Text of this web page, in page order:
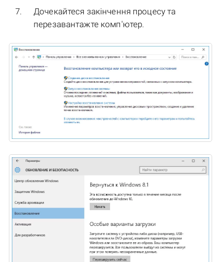
Дочекайтеся закінчення процесу та
перезавантажте комп'ютер.